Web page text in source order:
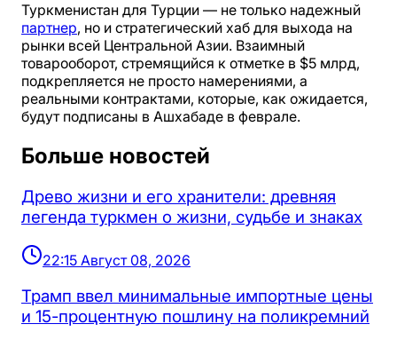
Туркменистан для Турции — не только надежный
партнер, но и стратегический хаб для выхода на
рынки всей Центральной Азии. Взаимный
товарооборот, стремящийся к отметке в $5 млрд,
подкрепляется не просто намерениями, а
реальными контрактами, которые, как ожидается,
будут подписаны в Ашхабаде в феврале.
Больше новостей
Древо жизни и его хранители: древняя
легенда туркмен о жизни, судьбе и знаках
22:15 Август 08, 2026
Трамп ввел минимальные импортные цены
и 15-процентную пошлину на поликремний